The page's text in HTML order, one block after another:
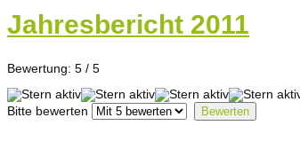
Jahresbericht 2011
Bewertung: 5 / 5
Bitte bewerten